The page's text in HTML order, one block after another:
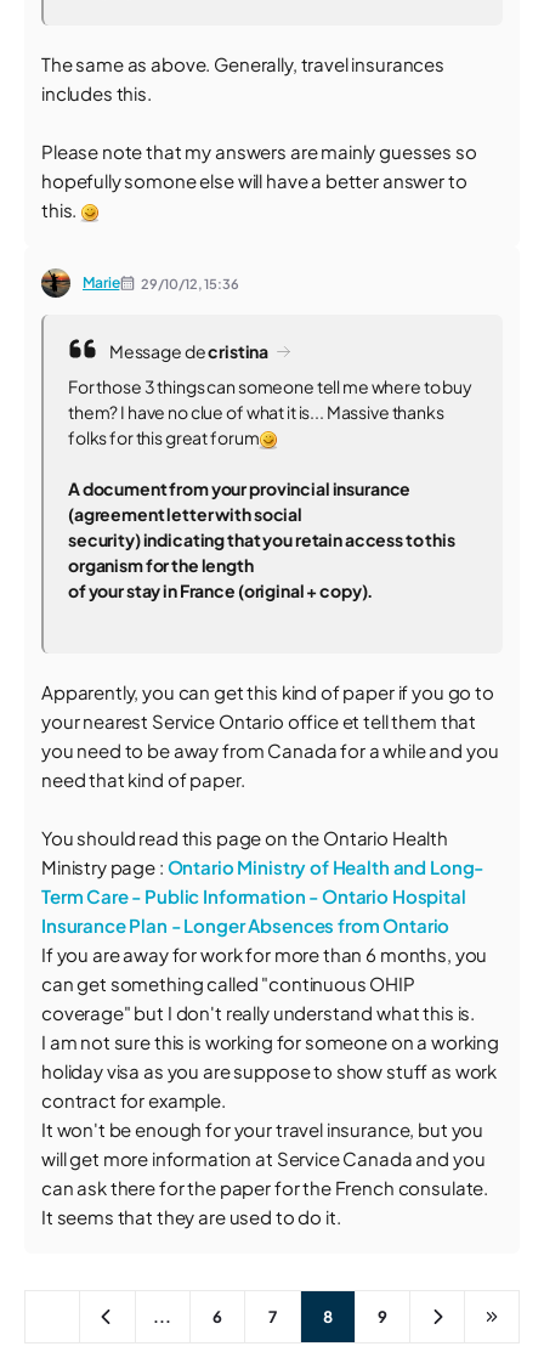
The same as above. Generally, travel insurances
includes this.
Please note that my answers are mainly guesses so
hopefully somone else will have a better answer to
this.
Marie 29/10/12,15:36
Message decristina
For those 3 things can someone tell me where to buy
them? I have no clue of what it is... Massive thanks
folks for this great forum
A document from your provincial insurance
(agreement letter with social
security) indicating that you retain access to this
organism for the length
of your stay in France (original + copy).
Apparently, you can get this kind of paper if you go to
your nearest Service Ontario office et tell them that
you need to be away from Canada for a while and you
need that kind of paper.
You should read this page on the Ontario Health
Ministry page : Ontario Ministry of Health and Long-
Term Care - Public Information - Ontario Hospital
Insurance Plan - Longer Absences from Ontario
If you are away for work for more than 6 months, you
can get something called "continuous OHIP
coverage" but I don't really understand what this is.
I am not sure this is working for someone on a working
holiday visa as you are suppose to show stuff as work
contract for example.
It won't be enough for your travel insurance, but you
will get more information at Service Canada and you
can ask there for the paper for the French consulate.
It seems that they are used to do it.
... 6 7 8 9